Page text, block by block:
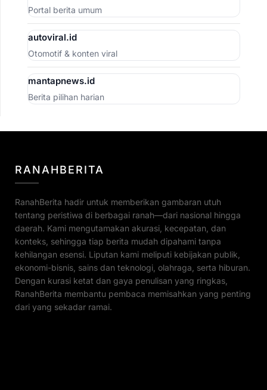
Portal berita umum
autoviral.id
Otomotif & konten viral
mantapnews.id
Berita pilihan harian
RANAHBERITA
RanahBerita hadir untuk memberikan gambaran utuh
tentang peristiwa di berbagai ranah—dari nasional hingga
daerah. Kami mengutamakan akurasi, kecepatan, dan
konteks, sehingga tiap berita mudah dipahami tanpa
kehilangan esensi. Liputan kami meliputi kebijakan publik,
ekonomi-bisnis, sains dan teknologi, olahraga, serta hiburan.
Dengan kurasi ketat dan gaya penulisan yang ringkas,
RanahBerita membantu pembaca memisahkan yang penting
dari yang sekadar ramai.